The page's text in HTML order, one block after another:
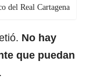
del Real Cartagena
No hay
que puedan